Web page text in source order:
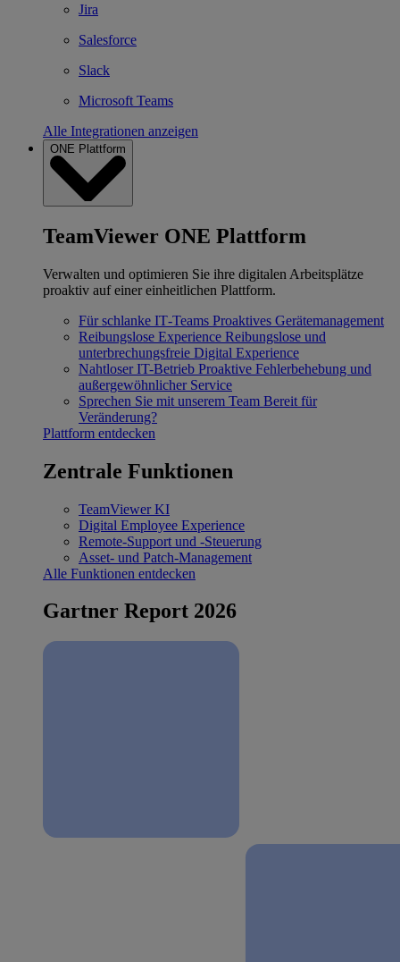
Jira
Salesforce
Slack
Microsoft Teams
Alle Integrationen anzeigen
ONE Plattform
TeamViewer ONE Plattform
Verwalten und optimieren Sie ihre digitalen Arbeitsplätze
proaktiv auf einer einheitlichen Plattform.
Für schlanke IT‐Teams Proaktives Gerätemanagement
Reibungslose Experience Reibungslose und
unterbrechungsfreie Digital Experience
Nahtloser IT-Betrieb Proaktive Fehlerbehebung und
außergewöhnlicher Service
Sprechen Sie mit unserem Team Bereit für
Veränderung?
Plattform entdecken
Zentrale Funktionen
TeamViewer KI
Digital Employee Experience
Remote-Support und -Steuerung
Asset- und Patch-Management
Alle Funktionen entdecken
Gartner Report 2026